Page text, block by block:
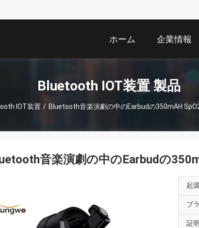
ホーム 企業情報
Bluetooth IOT装置 製品
IOT装置 / Bluetooth音楽演劇の中のEarbudの350mAH
音楽演劇の中のEarbudの
起
ブ
証明